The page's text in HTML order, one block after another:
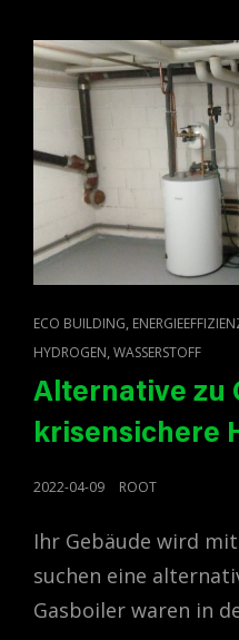
CAT
LINKS
ECO BUILDING,
HYDROGEN,WASSERSTOFF
Alternative zu
krisensichere
POSTED
2022-04-09 ROOT
Ihr Gebäude wird
suchen eine
Gasboiler waren in